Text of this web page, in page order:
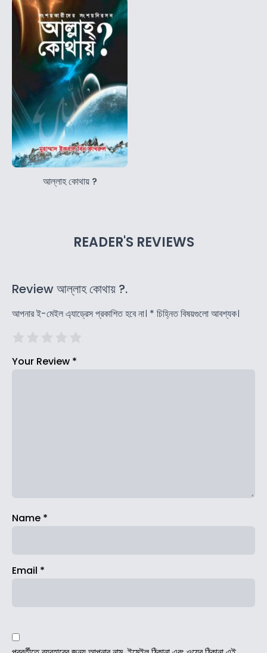
আল্লাহ কোথায় ?
READER'S REVIEWS
Review আল্লাহ কোথায় ?.
আপনার ই-মেইল এ্যাড্রেস প্রকাশিত হবে না। * চিহ্নিত বিষয়গুলো আবশ্যক।
Your Review *
Name *
Email *